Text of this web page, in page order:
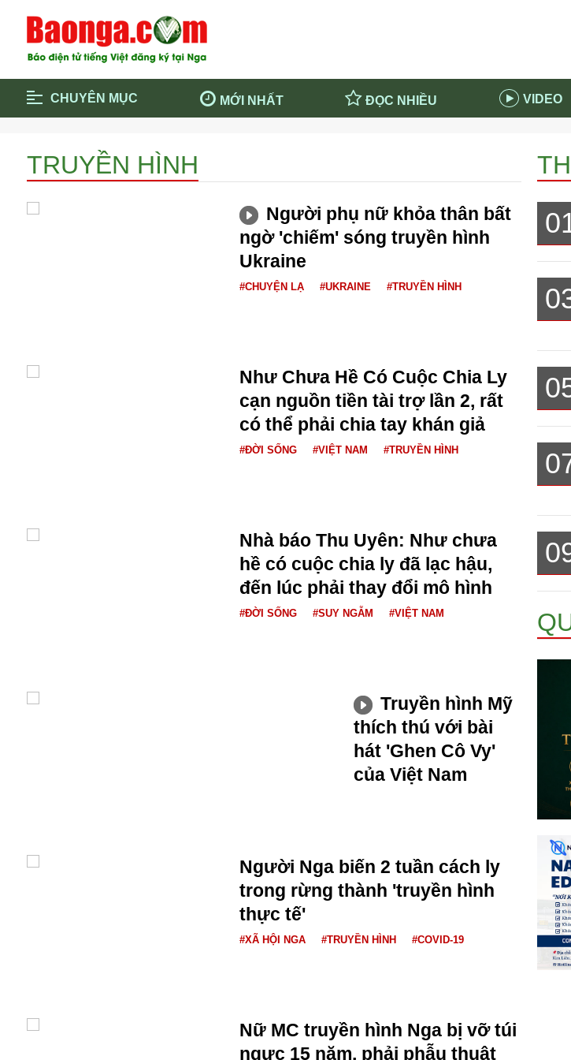
CHUYÊN MỤC MỚI NHẤT ĐỌC NHIỀU VIDEO
Trang chủ
Điểm tin chính
Thời
Khám phá nước Nga Tử
Chính trị Nga - Việt Nam
TRUYỀN HÌNH
Người phụ nữ khỏa thân bất
ngờ 'chiếm' sóng truyền hình
Ukraine
#CHUYỆN LẠ #UKRAINE #TRUYỀN HÌNH
Như Chưa Hề Có Cuộc Chia Ly
cạn nguồn tiền tài trợ lần 2, rất
có thể phải chia tay khán giả
#ĐỜI SỐNG #VIỆT NAM #TRUYỀN HÌNH
Nhà báo Thu Uyên: Như chưa
hề có cuộc chia ly đã lạc hậu,
đến lúc phải thay đổi mô hình
#ĐỜI SỐNG #SUY NGẪM #VIỆT NAM
Truyền hình Mỹ
thích thú với bài
hát 'Ghen Cô Vy'
của Việt Nam
Người Nga biến 2 tuần cách ly
trong rừng thành 'truyền hình
thực tế'
#XÃ HỘI NGA #TRUYỀN HÌNH #COVID-19
Nữ MC truyền hình Nga bị vỡ túi
ngực 15 năm, phải phẫu thuật